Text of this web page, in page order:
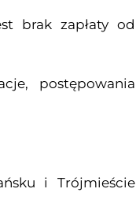
brak zapłaty od
postępowania
i Trójmieście